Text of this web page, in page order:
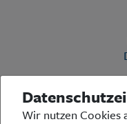
Die Preußische
in der deutschen
Wir nutzen Cookies